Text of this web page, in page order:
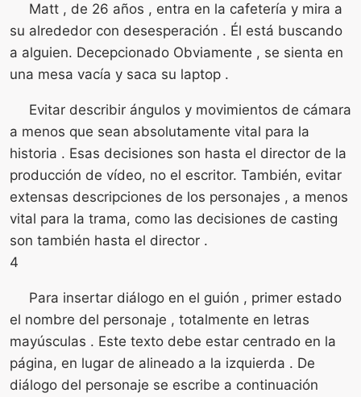
Matt , de 26 años , entra en la cafetería y mira a
su alrededor con desesperación . Él está buscando
a alguien. Decepcionado Obviamente , se sienta en
una mesa vacía y saca su laptop .
Evitar describir ángulos y movimientos de cámara
a menos que sean absolutamente vital para la
historia . Esas decisiones son hasta el director de la
producción de vídeo, no el escritor. También, evitar
extensas descripciones de los personajes , a menos
vital para la trama, como las decisiones de casting
son también hasta el director .
4
Para insertar diálogo en el guión , primer estado
el nombre del personaje , totalmente en letras
mayúsculas . Este texto debe estar centrado en la
página, en lugar de alineado a la izquierda . De
diálogo del personaje se escribe a continuación